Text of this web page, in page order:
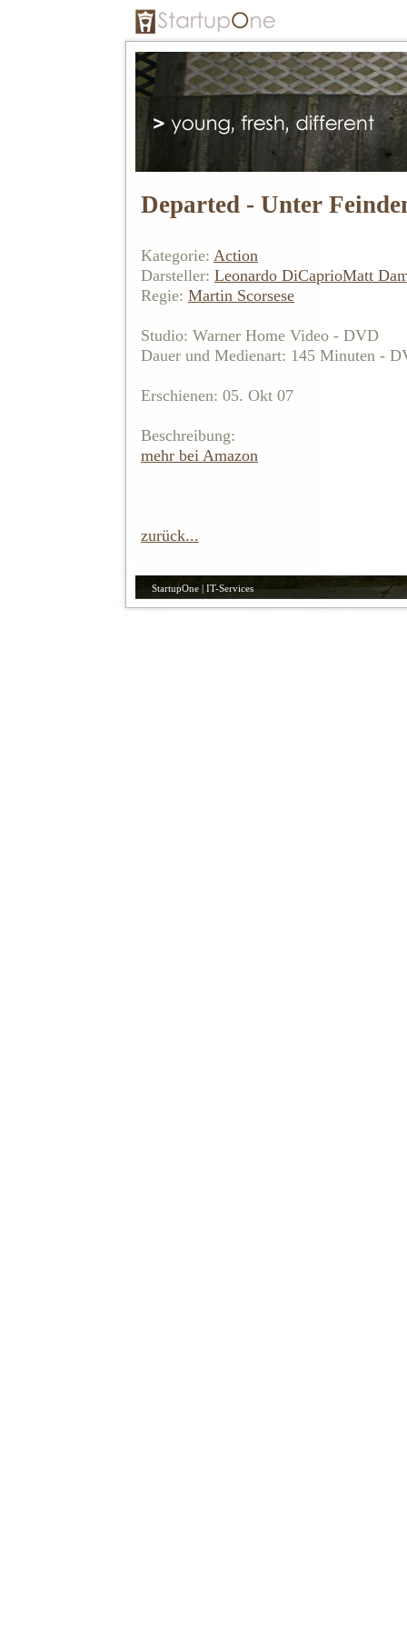
Departed - Unter
Kategorie: Action
Darsteller: Leonardo DiCaprioMatt
Regie: Martin Scorsese
Studio: Warner Home Video - DVD
Dauer und Medienart: 145 Minuten -
Erschienen: 05. Okt 07
Beschreibung:
mehr bei Amazon
zurück...
StartupOne | IT-Services